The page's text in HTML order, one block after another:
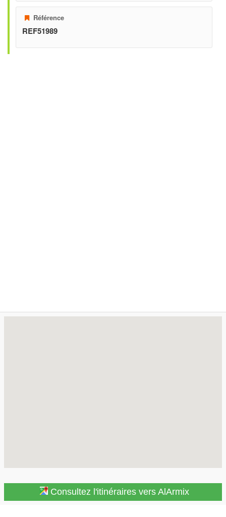
Référence
REF51989
Consultez l'itinéraires vers AlArmix